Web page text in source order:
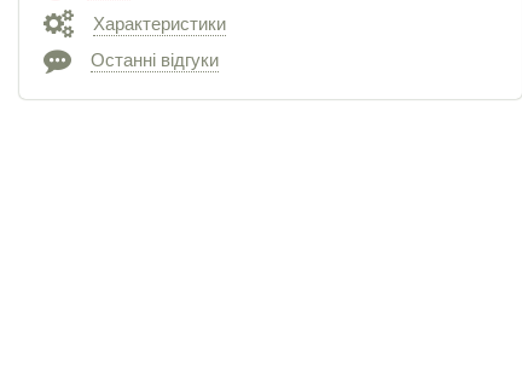
Характеристики
Останні відгуки